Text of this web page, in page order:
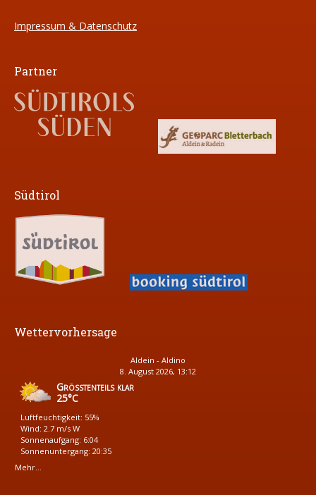
Impressum & Datenschutz
Partner
Südtirol
Wettervorhersage
Aldein - Aldino
8. August 2026, 13:12
Größtenteils klar
25°C
Luftfeuchtigkeit: 55%
Wind: 2.7 m/s W
Sonnenaufgang: 6:04
Sonnenuntergang: 20:35
Mehr...